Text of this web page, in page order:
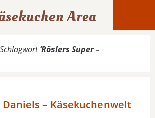
Area
‘Röslers Super –
– Käsekuchenwelt